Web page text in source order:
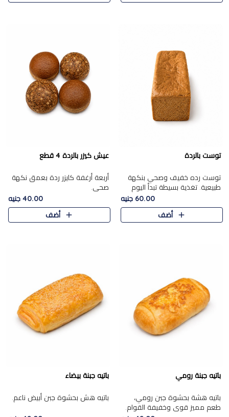
توست بالردة
توست رده خفيف وصحي بنكهة
طبيعية. تغذية بسيطة تبدأ اليوم
60.00 جنيه
أضف
عيش كيزر بالردة 4 قطع
أربعة أرغفة كايزر ردة بعمق نكهة
صحي.
40.00 جنيه
أضف
باتيه جبنة رومي
باتيه هشة بحشوة جبن رومي،
طعم مميز قوي وخفيفة القوام.
باتيه جبنة بيضاء
باتيه هش بحشوة جبن أبيض ناعم.